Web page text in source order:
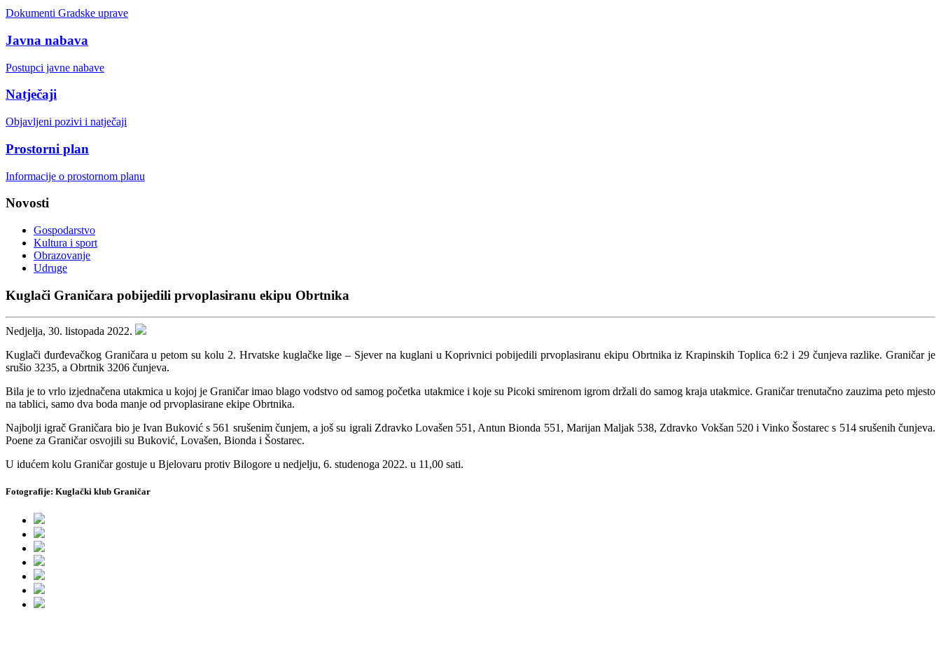
Dokumenti Gradske uprave
Javna nabava
Postupci javne nabave
Natječaji
Objavljeni pozivi i natječaji
Prostorni plan
Informacije o prostornom planu
Novosti
Gospodarstvo
Kultura i sport
Obrazovanje
Udruge
Kuglači Graničara pobijedili prvoplasiranu ekipu Obrtnika
Nedjelja, 30. listopada 2022.
Kuglači đurđevačkog Graničara u petom su kolu 2. Hrvatske kuglačke lige – Sjever na kuglani u Koprivnici pobijedili prvoplasiranu ekipu Obrtnika iz Krapinskih Toplica 6:2 i 29 čunjeva razlike. Graničar je
srušio 3235, a Obrtnik 3206 čunjeva.
Bila je to vrlo izjednačena utakmica u kojoj je Graničar imao blago vodstvo od samog početka utakmice i koje su Picoki smirenom igrom držali do samog kraja utakmice. Graničar trenutačno zauzima peto mjesto
na tablici, samo dva boda manje od prvoplasirane ekipe Obrtnika.
Najbolji igrač Graničara bio je Ivan Buković s 561 srušenim čunjem, a još su igrali Zdravko Lovašen 551, Antun Bionda 551, Marijan Maljak 538, Zdravko Vokšan 520 i Vinko Šostarec s 514 srušenih čunjeva.
Poene za Graničar osvojili su Buković, Lovašen, Bionda i Šostarec.
U idućem kolu Graničar gostuje u Bjelovaru protiv Bilogore u nedjelju, 6. studenoga 2022. u 11,00 sati.
Fotografije: Kuglački klub Graničar